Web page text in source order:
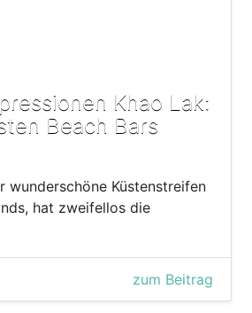
Khao Lak:
Beach Bars
wunderschöne Küstenstreifen
hat zweifellos die
zum Beitrag